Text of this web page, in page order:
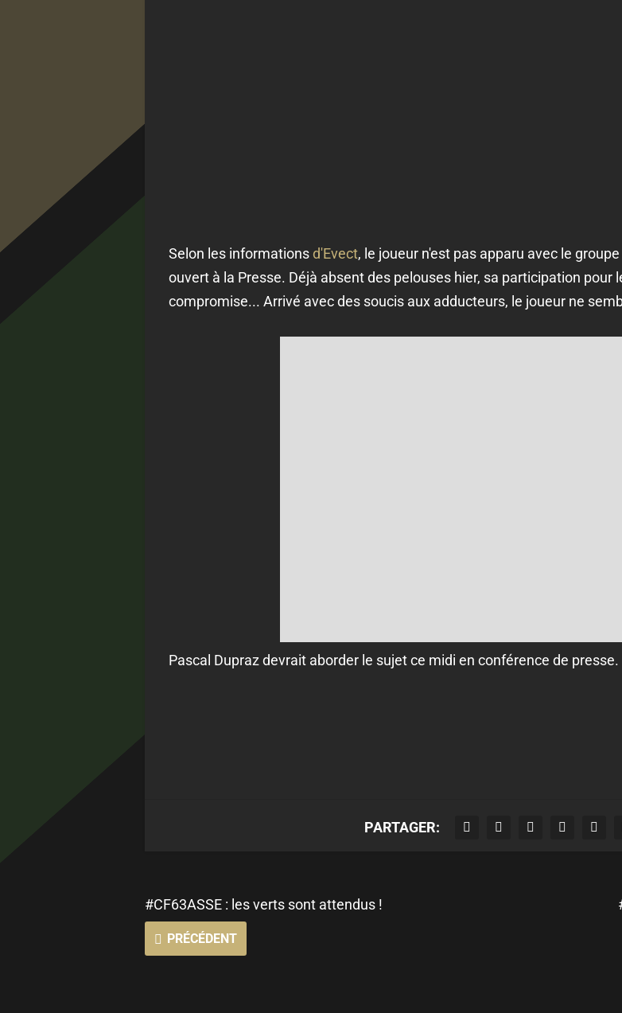
Selon les informations d'Evect, le joueur n'est pas apparu avec le
ouvert à la Presse. Déjà absent des pelouses hier, sa participation
compromise... Arrivé avec des soucis aux adducteurs, le joueur ne
Pascal Dupraz devrait aborder le sujet ce midi en conférence de presse.
PARTAGER:
#CF63ASSE : les verts sont attendus !
PRÉCÉDENT